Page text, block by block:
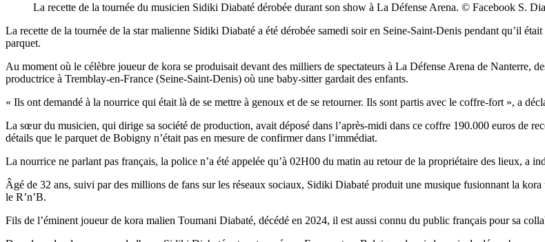
La recette de la tournée du musicien Sidiki Diabaté dérobée durant son show à La Défense Arena. © Facebook S.
La recette de la tournée de la star malienne Sidiki Diabaté a été dérobée samedi soir en Seine-Saint-Denis pendant qu’il
parquet.
Au moment où le célèbre joueur de kora se produisait devant des milliers de spectateurs à La Défense Arena de Nanterre,
productrice à Tremblay-en-France (Seine-Saint-Denis) où une baby-sitter gardait des enfants.
« Ils ont demandé à la nourrice qui était là de se mettre à genoux et de se retourner. Ils sont partis avec le coffre-fort », a
La sœur du musicien, qui dirige sa société de production, avait déposé dans l’après-midi dans ce coffre 190.000 euros de
détails que le parquet de Bobigny n’était pas en mesure de confirmer dans l’immédiat.
La nourrice ne parlant pas français, la police n’a été appelée qu’à 02H00 du matin au retour de la propriétaire des lieux, a
Âgé de 32 ans, suivi par des millions de fans sur les réseaux sociaux, Sidiki Diabaté produit une musique fusionnant la
le R’n’B.
Fils de l’éminent joueur de kora malien Toumani Diabaté, décédé en 2024, il est aussi connu du public français pour sa